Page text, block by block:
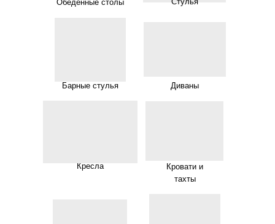
Обеденные столы
Барные стулья Диваны
Кровати и
тахты
Кресла